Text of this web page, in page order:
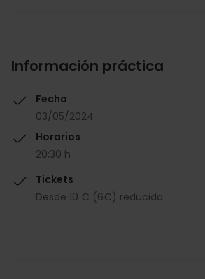
Información práctica
Fecha
03/05/2024
Horarios
20:30 h
Tickets
Desde 10 € (6€) reducida